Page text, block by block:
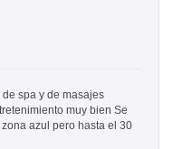
spa y de masajes
muy bien Se
azul pero hasta el 30